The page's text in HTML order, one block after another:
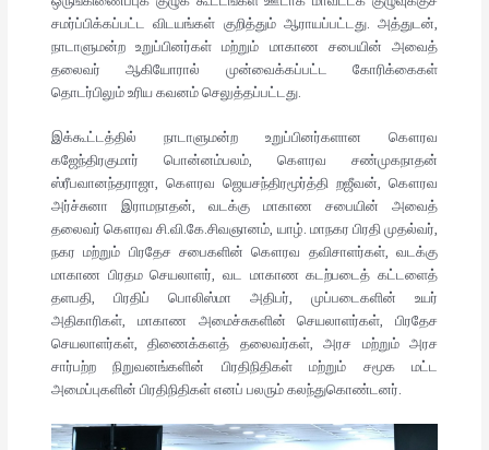
சமர்ப்பிக்கப்பட்ட விடயங்கள் குறித்தும் ஆராயப்பட்டது. அத்துடன்,
நாடாளுமன்ற உறுப்பினர்கள் மற்றும் மாகாண சபையின் அவைத்
தலைவர் ஆகியோரால் முன்வைக்கப்பட்ட கோரிக்கைகள்
தொடர்பிலும் உரிய கவனம் செலுத்தப்பட்டது.
இக்கூட்டத்தில் நாடாளுமன்ற உறுப்பினர்களான கௌரவ
கஜேந்திரகுமார் பொன்னம்பலம், கௌரவ சண்முகநாதன்
ஸ்ரீபவானந்தராஜா, கௌரவ ஜெயசந்திரமூர்த்தி றஜீவன், கௌரவ
அர்ச்சுனா இராமநாதன், வடக்கு மாகாண சபையின் அவைத்
தலைவர் கௌரவ சி.வி.கே.சிவஞானம், யாழ். மாநகர பிரதி முதல்வர்,
நகர மற்றும் பிரதேச சபைகளின் கௌரவ தவிசாளர்கள், வடக்கு
மாகாண பிரதம செயலாளர், வட மாகாண கடற்படைத் கட்டளைத்
தளபதி, பிரதிப் பொலிஸ்மா அதிபர், முப்படைகளின் உயர்
அதிகாரிகள், மாகாண அமைச்சுகளின் செயலாளர்கள், பிரதேச
செயலாளர்கள், திணைக்களத் தலைவர்கள், அரச மற்றும் அரச
சார்பற்ற நிறுவனங்களின் பிரதிநிதிகள் மற்றும் சமூக மட்ட
அமைப்புகளின் பிரதிநிதிகள் எனப் பலரும் கலந்துகொண்டனர்.